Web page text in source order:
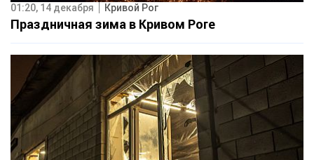
01:20, 14 декабря Кривой Рог
Праздничная зима в Кривом Роге